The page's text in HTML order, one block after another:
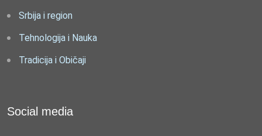
Srbija i region
Tehnologija i Nauka
Tradicija i Običaji
Social media